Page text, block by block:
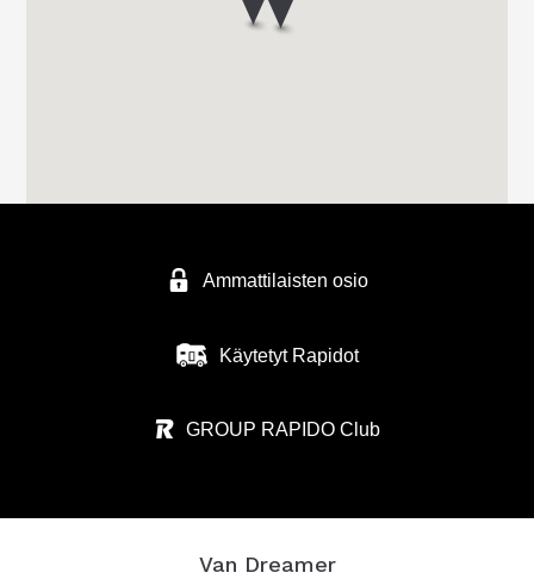
Ammattilaisten osio
Käytetyt Rapidot
GROUP RAPIDO Club
Van Dreamer